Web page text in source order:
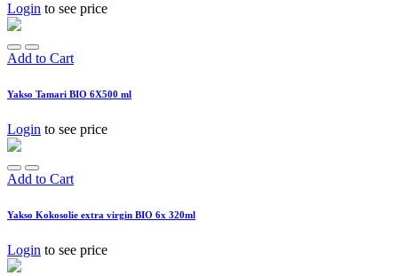
Login to see price
Add to Cart
Yakso Tamari BIO 6X500 ml
Login to see price
Add to Cart
Yakso Kokosolie extra virgin BIO 6x 320ml
Login to see price